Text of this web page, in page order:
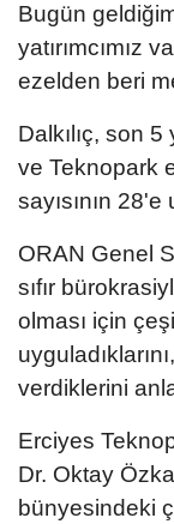
Bugün
yatırımcımız
ezelden beri
Dalkılıç, son 5
ve Teknopark
sayısının 28'e
ORAN Genel
sıfır
olması için
verdiklerini
Erciyes
Dr. Oktay
bünyesindeki